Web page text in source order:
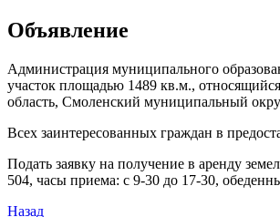
Объявление
Администрация муниципального
участок площадью 1489 кв.м.,
область, Смоленский муниципальный
Всех заинтересованных граждан в
Подать заявку на получение в аренду
504, часы приема: с 9-30 до 17-30,
Назад